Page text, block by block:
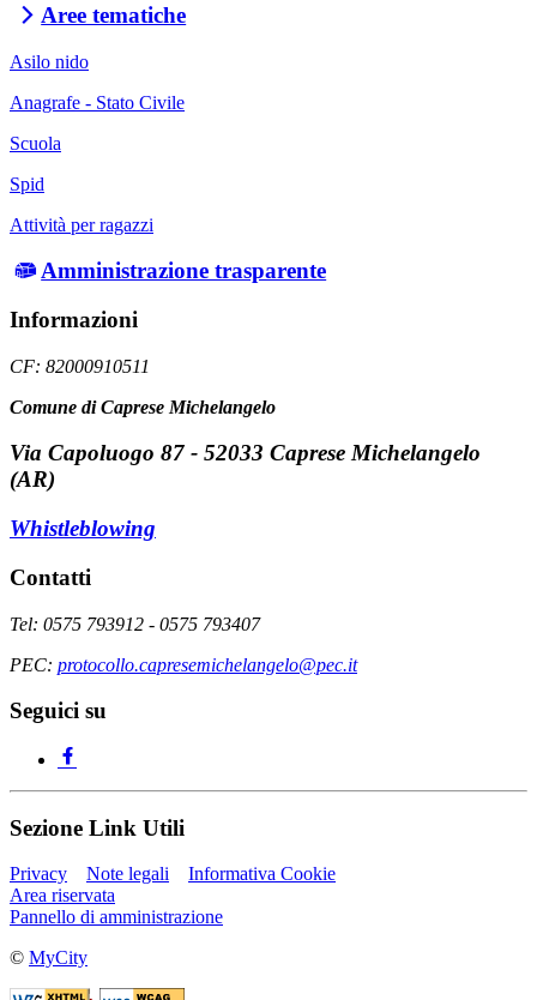
Aree tematiche
Asilo nido
Anagrafe - Stato Civile
Scuola
Spid
Attività per ragazzi
Amministrazione trasparente
Informazioni
CF: 82000910511
Comune di Caprese Michelangelo
Via Capoluogo 87 - 52033 Caprese Michelangelo
(AR)
Whistleblowing
Contatti
Tel: 0575 793912 - 0575 793407
PEC: protocollo.capresemichelangelo@pec.it
Seguici su
Sezione Link Utili
Privacy Note legali
Informativa Cookie
Area riservata
Pannello di amministrazione
© MyCity